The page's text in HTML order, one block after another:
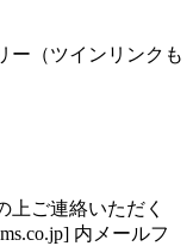
（ツインリンクも
上ご連絡いただく
内メールフ